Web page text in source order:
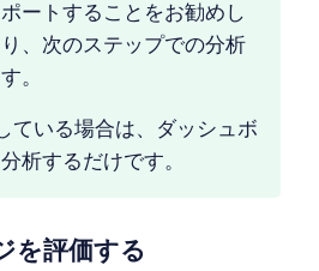
ートすることをお勧めし
、次のステップでの分析
。
ている場合は、ダッシュボ
析するだけです。
を評価する